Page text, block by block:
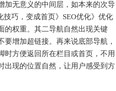
无意义的中间层，如本来的次导
巧，变成首页》SEO优化》优化
的权重。其二导航自然出现关键
增加超链接。再来说底部导航，
时方便返回所在栏目或首页，不用
出现的位置自然，让用户感受到方